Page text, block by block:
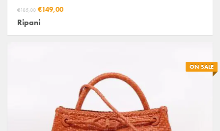
€185,00 €149,00
Ripani
ON SALE